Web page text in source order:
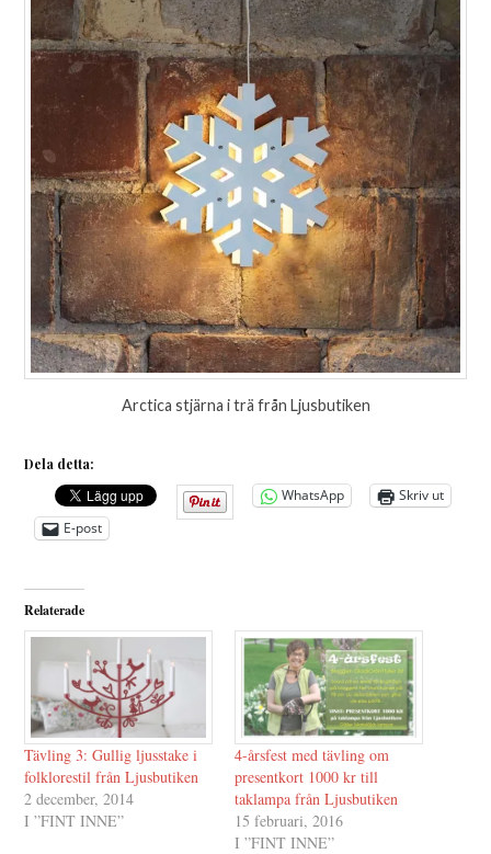
Arctica stjärna i trä från Ljusbutiken
Dela detta:
WhatsApp
Skriv ut
E-post
Relaterade
Tävling 3: Gullig ljusstake i
folklorestil från Ljusbutiken
2 december, 2014
I ”FINT INNE”
4-årsfest med tävling om
presentkort 1000 kr till
taklampa från Ljusbutiken
15 februari, 2016
I ”FINT INNE”